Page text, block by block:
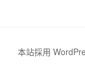
本站採用